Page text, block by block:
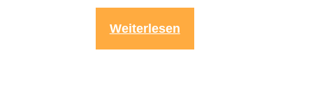
Weiterlesen